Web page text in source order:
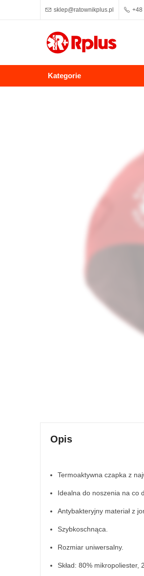
sklep@ratownikplus.pl +48
Kategorie
Opis
Termoaktywna czapka z
Idealna do noszenia na co
Antybakteryjny materiał z
Szybkoschnąca.
Rozmiar uniwersalny.
Skład: 80% mikropoliester,